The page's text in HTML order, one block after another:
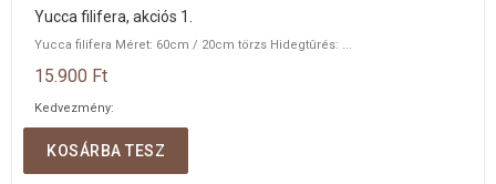
Yucca filifera, akciós 1.
Yucca filifera Méret: 60cm / 20cm törzs Hidegtûrés: ...
15.900 Ft
Kedvezmény:
Mennyiség:
KOSÁRBA TESZ